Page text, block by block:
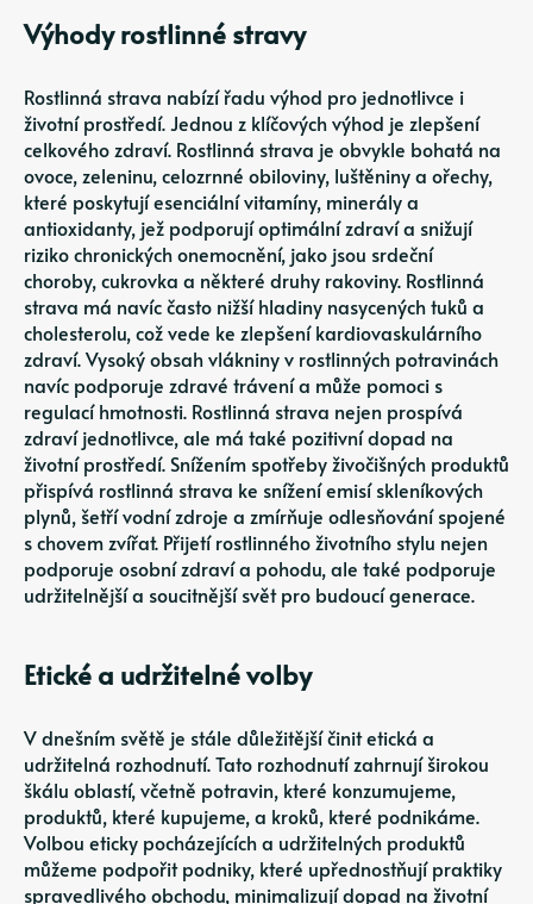
Výhody rostlinné stravy
Rostlinná strava nabízí řadu výhod pro jednotlivce i
životní prostředí. Jednou z klíčových výhod je zlepšení
celkového zdraví. Rostlinná strava je obvykle bohatá na
ovoce, zeleninu, celozrnné obiloviny, luštěniny a ořechy,
které poskytují esenciální vitamíny, minerály a
antioxidanty, jež podporují optimální zdraví a snižují
riziko chronických onemocnění, jako jsou srdeční
choroby, cukrovka a některé druhy rakoviny. Rostlinná
strava má navíc často nižší hladiny nasycených tuků a
cholesterolu, což vede ke zlepšení kardiovaskulárního
zdraví. Vysoký obsah vlákniny v rostlinných potravinách
navíc podporuje zdravé trávení a může pomoci s
regulací hmotnosti. Rostlinná strava nejen prospívá
zdraví jednotlivce, ale má také pozitivní dopad na
životní prostředí. Snížením spotřeby živočišných produktů
přispívá rostlinná strava ke snížení emisí skleníkových
plynů, šetří vodní zdroje a zmírňuje odlesňování spojené
s chovem zvířat. Přijetí rostlinného životního stylu nejen
podporuje osobní zdraví a pohodu, ale také podporuje
udržitelnější a soucitnější svět pro budoucí generace.
Etické a udržitelné volby
V dnešním světě je stále důležitější činit etická a
udržitelná rozhodnutí. Tato rozhodnutí zahrnují širokou
škálu oblastí, včetně potravin, které konzumujeme,
produktů, které kupujeme, a kroků, které podnikáme.
Volbou eticky pocházejících a udržitelných produktů
můžeme podpořit podniky, které upřednostňují praktiky
spravedlivého obchodu, minimalizují dopad na životní